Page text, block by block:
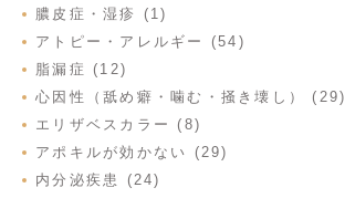
膿皮症・湿疹 (1)
アトピー・アレルギー (54)
脂漏症 (12)
心因性（舐め癖・噛む・掻き壊し） (29)
エリザベスカラー (8)
アポキルが効かない (29)
内分泌疾患 (24)